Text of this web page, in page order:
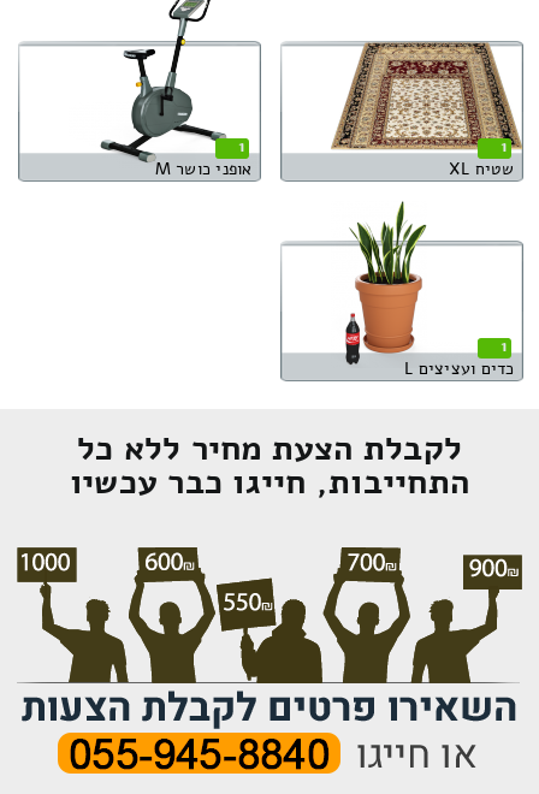
1
שטיח XL
1
אופני כושר M
1
כדים ועציצים L
לקבלת הצעת מחיר ללא כל
התחייבות, חייגו כבר עכשיו